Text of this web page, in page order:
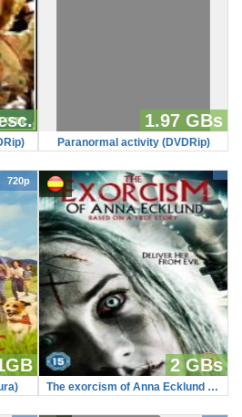
1.97 GBs
Paranormal activity (DVDRip)
720p
2 GBs
The exorcism of Anna Ecklund (microHD)